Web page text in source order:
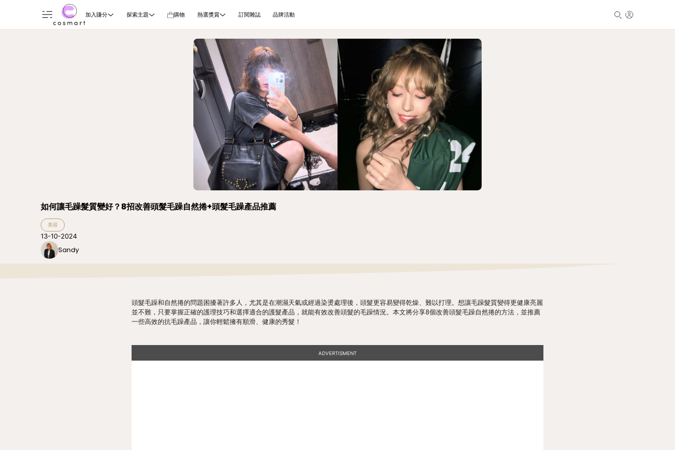
加入賺分 探索主題 購物 熱選獎賞 訂閱雜誌 品牌活動
如何讓毛躁髮質變好？8招改善頭髮毛躁自然捲+頭髮毛躁產品推薦
美容
13-10-2024
Sandy
頭髮毛躁和自然捲的問題困擾著許多人，尤其是在潮濕天氣或經過染燙處理後，頭髮更容易變得乾燥、難以打理。想讓毛躁髮質變得更健康亮麗
並不難，只要掌握正確的護理技巧和選擇適合的護髮產品，就能有效改善頭髮的毛躁情況。本文將分享8個改善頭髮毛躁自然捲的方法，並推薦
一些高效的抗毛躁產品，讓你輕鬆擁有順滑、健康的秀髮！
ADVERTISMENT